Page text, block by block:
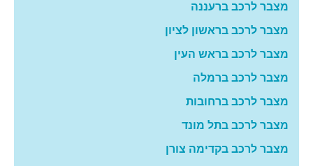
מצבר לרכב ברעננה
מצבר לרכב בראשון לציון
מצבר לרכב בראש העין
מצבר לרכב ברמלה
מצבר לרכב ברחובות
מצבר לרכב בתל מונד
מצבר לרכב בקדימה צורן